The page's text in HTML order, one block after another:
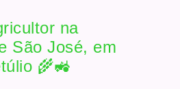
na
São José, em
🌾🚜